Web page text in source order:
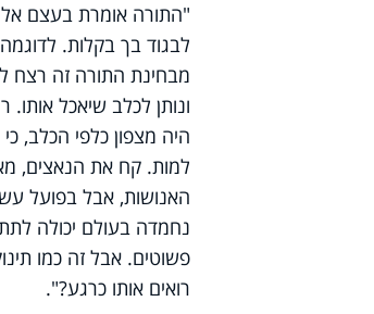
"התורה אומרת בעצם אל
לבגוד בך בקלות.
מבחינת התורה זה
ונותן לכלב שיאכל
היה מצפון כלפי הכלב,
למות. קח את הנאצים,
האנושות, אבל בפועל
נחמדה בעולם יכולה לתת
פשוטים. אבל זה כמו
רואים אותו כרגע?".